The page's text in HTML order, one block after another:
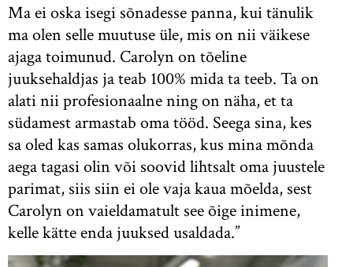
Ma ei oska isegi sõnadesse panna, kui tänulik
ma olen selle muutuse üle, mis on nii väikese
ajaga toimunud. Carolyn on tõeline
juuksehaldjas ja teab 100% mida ta teeb. Ta on
alati nii profesionaalne ning on näha, et ta
südamest armastab oma tööd. Seega sina, kes
sa oled kas samas olukorras, kus mina mõnda
aega tagasi olin või soovid lihtsalt oma juustele
parimat, siis siin ei ole vaja kaua mõelda, sest
Carolyn on vaieldamatult see õige inimene,
kelle kätte enda juuksed usaldada.”